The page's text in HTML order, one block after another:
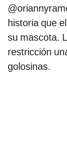
historia que
su mascota.
restricción
golosinas.